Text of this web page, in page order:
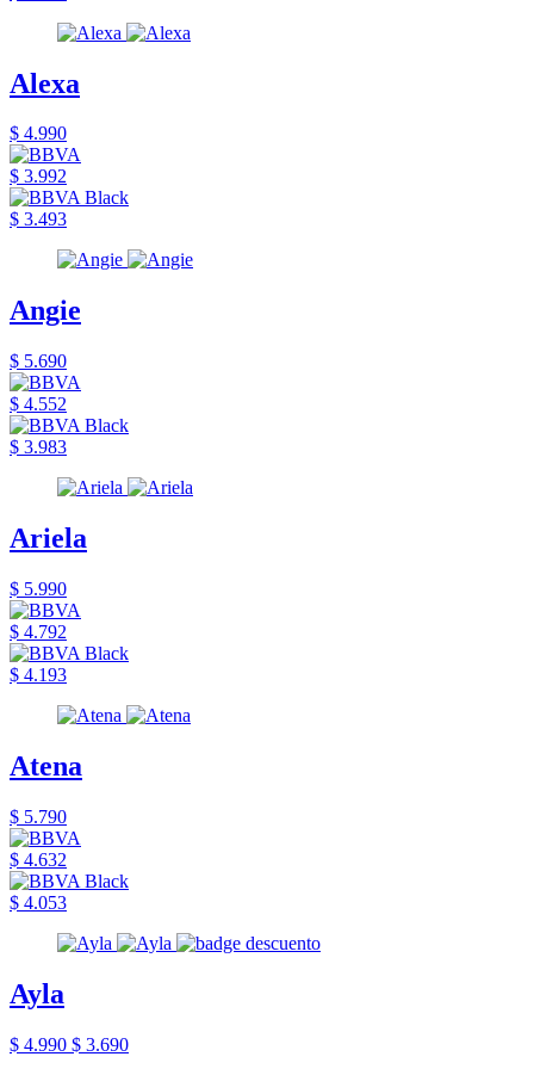
Alexa
$ 4.990
$ 3.992
$ 3.493
Angie
$ 5.690
$ 4.552
$ 3.983
Ariela
$ 5.990
$ 4.792
$ 4.193
Atena
$ 5.790
$ 4.632
$ 4.053
Ayla
$ 4.990 $ 3.690